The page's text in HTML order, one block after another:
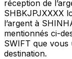
réception de
SHBKJPJXXXX
l’argent à
mentionnés ci-
SWIFT que vous
destination.